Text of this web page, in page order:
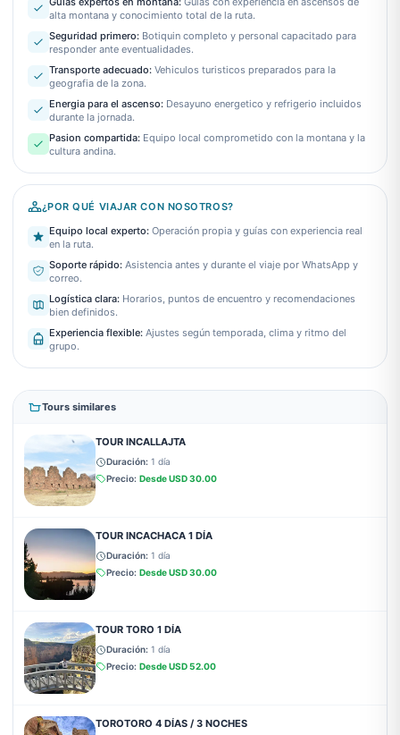
alta montana y conocimiento total de la ruta.
Seguridad primero: Botiquin completo y personal capacitado para
responder ante eventualidades.
Transporte adecuado: Vehiculos turisticos preparados para la
geografia de la zona.
Energia para el ascenso: Desayuno energetico y refrigerio incluidos
durante la jornada.
Pasion compartida: Equipo local comprometido con la montana y la
cultura andina.
¿POR QUÉ VIAJAR CON NOSOTROS?
Equipo local experto: Operación propia y guías con experiencia real
en la ruta.
Soporte rápido: Asistencia antes y durante el viaje por WhatsApp y
correo.
Logística clara: Horarios, puntos de encuentro y recomendaciones
bien definidos.
Experiencia flexible: Ajustes según temporada, clima y ritmo del
grupo.
Tours similares
TOUR INCALLAJTA
Duración: 1 día
Precio: DesdeUSD 30.00
TOUR INCACHACA 1 DÍA
Duración: 1 día
Precio: DesdeUSD 30.00
TOUR TORO 1 DÍA
Duración: 1 día
Precio: DesdeUSD 52.00
TOROTORO 4 DÍAS / 3 NOCHES